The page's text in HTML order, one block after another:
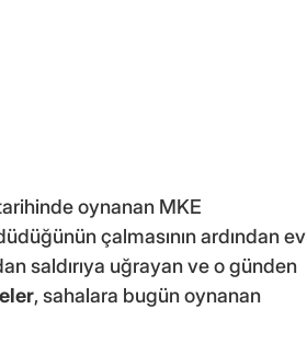
oynanan MKE
çalmasının ardından ev
saldırıya uğrayan ve o günden
, sahalara bugün oynanan